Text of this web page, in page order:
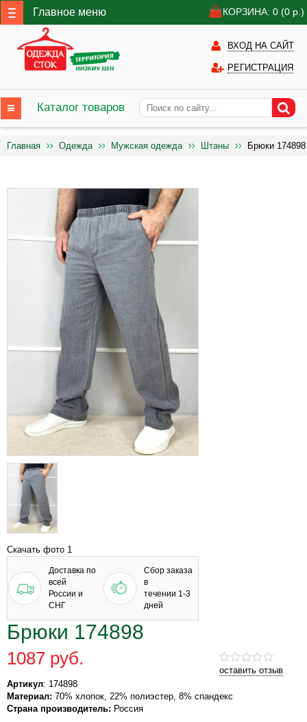
Главное меню КОРЗИНА: 0 (0 р.)
ВХОД НА САЙТ
РЕГИСТРАЦИЯ
Каталог товаров
Главная Одежда Мужская одежда Штаны Брюки 174898
Скачать фото 1
Доставка по
всей
России и
СНГ
Сбор заказа
в
течении 1-3
дней
Брюки 174898
оставить отзыв
1087 руб.
Артикул: 174898
Материал: 70% хлопок, 22% полиэстер, 8% спандекс
Страна производитель: Россия